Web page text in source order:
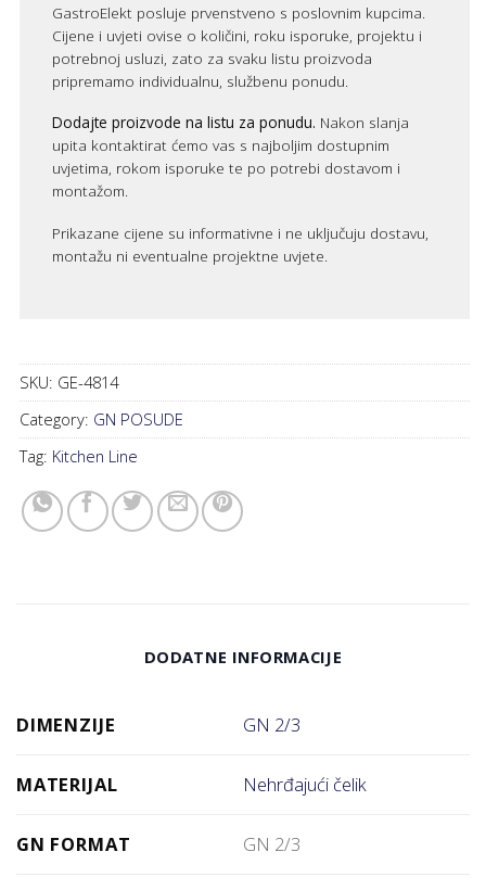
GastroElekt posluje prvenstveno s poslovnim kupcima.
Cijene i uvjeti ovise o količini, roku isporuke, projektu i
potrebnoj usluzi, zato za svaku listu proizvoda
pripremamo individualnu, službenu ponudu.
Dodajte proizvode na listu za ponudu. Nakon slanja
upita kontaktirat ćemo vas s najboljim dostupnim
uvjetima, rokom isporuke te po potrebi dostavom i
montažom.
Prikazane cijene su informativne i ne uključuju dostavu,
montažu ni eventualne projektne uvjete.
SKU: GE-4814
Category: GN POSUDE
Tag: Kitchen Line
DODATNE INFORMACIJE
DIMENZIJE GN 2/3
MATERIJAL Nehrđajući čelik
GN FORMAT GN 2/3